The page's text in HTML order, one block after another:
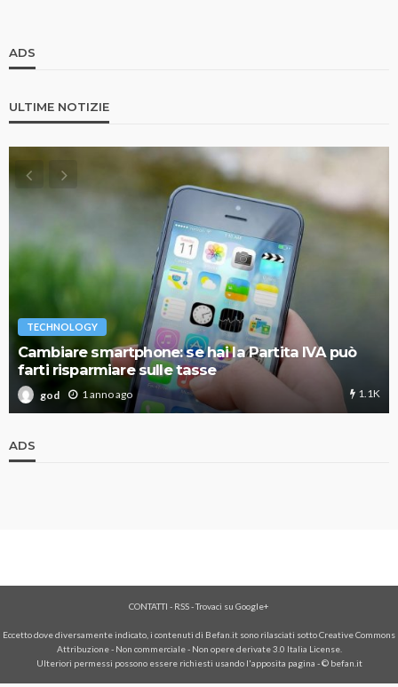
ADS
ULTIME NOTIZIE
TECHNOLOGY
Cambiare smartphone: se hai la Partita IVA può
farti risparmiare sulle tasse
god 1 anno ago 1.1K
ADS
CONTATTI - RSS-Trovaci su Google+
Eccetto dove diversamente indicato, i contenuti di Befan.it sono rilasciati sotto Creative Commons
Attribuzione - Non commerciale - Non opere derivate 3.0 Italia License.
Ulteriori permessi possono essere richiesti usando l'apposita pagina - © befan.it